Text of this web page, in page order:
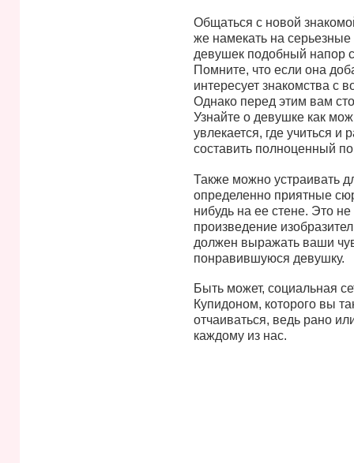
Общаться с новой
же намекать на
девушек подобный напор
Помните, что если она
интересует знакомства с
Однако перед этим вам
Узнайте о девушке как
увлекается, где учиться и
составить полноценный
Также можно устраивать
определенно приятные
нибудь на ее стене. Это
произведение
должен выражать ваши
понравившуюся девушку.
Быть может, социальная
Купидоном, которого вы
отчаиваться, ведь рано
каждому из нас.